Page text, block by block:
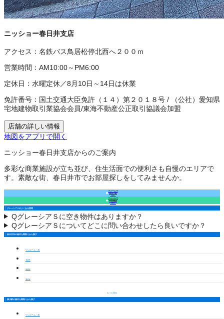
ニッショー春日井支店
アクセス： 名鉄バス鳥居松停北西へ２００ｍ
営業時間： AM10:00～PM6:00
定休日： 水曜定休／8月10日～14日は休業
免許番号： 国土交通大臣免許（１４）第２０１８号 /
（公社）愛知県
宅地建物取引業協会会員/東海不動産公正取引協議会加盟
店舗の詳しい情報
地図をアプリで開く
ニッショー春日井支店からのご案内
多彩な商業施設が立ち並び、住生活面での便利さも自慢のエリアで
す。素敵な街、春日井市でお部屋探しをしてみませんか。
フォームで
来店予約
（無料）
フォームで
空室確認
（無料）
グレーシアＳのよくある質問
QグレーシアＳに空き物件はありますか？
QグレーシアＳについてどこに問い合わせしたら良いですか？
春日井市の物件を間取りから探す
ワンルーム・1K
1LDK
2LDK
3LDK
もっと見る
勝川駅の物件を間取りから探す
ワンルーム・1K